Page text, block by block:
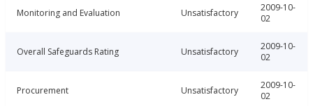
Monitoring and Evaluation Unsatisfactory
2009-10-
02
Overall Safeguards Rating Unsatisfactory
2009-10-
02
Procurement Unsatisfactory
2009-10-
02